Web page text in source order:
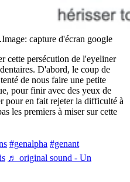
Image: capture d'écran google
cette persécution de l'eyeliner
D'abord, le coup de
de nous faire une petite
pour finir avec des yeux de
pour en fait rejeter la difficulté à
les premiers à miser sur cette
#genalpha #genant
♬ original sound - Un